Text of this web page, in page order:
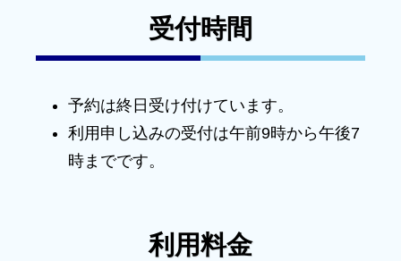
受付時間
予約は終日受け付けています。
利用申し込みの受付は午前9時から午後7
時までです。
利用料金